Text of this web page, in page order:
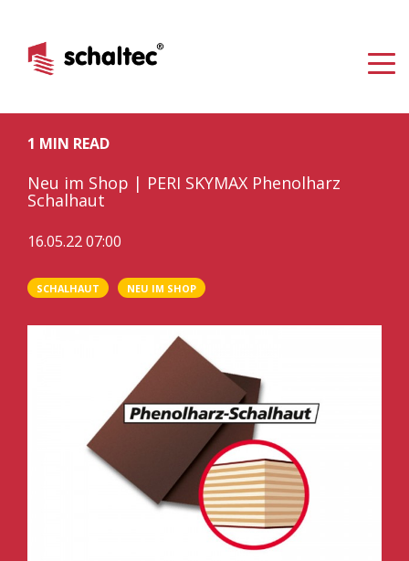
1 MIN READ
Neu im Shop | PERI SKYMAX Phenolharz
Schalhaut
16.05.22 07:00
SCHALHAUT NEU IM SHOP